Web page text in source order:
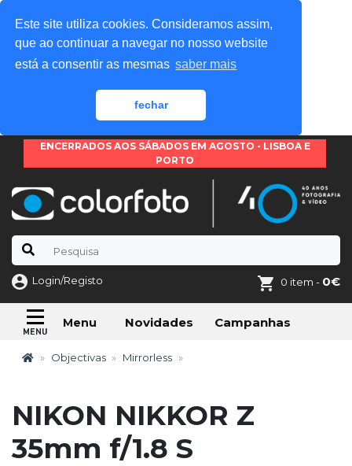
Este site utiliza cookies. Consideramos assim,
que ao continuar a navegar no nosso website
está a consentir as mesmas saber mais
fechar
ENCERRADOS AOS SÁBADOS EM AGOSTO - LISBOA E
PORTO
Login/Registo 0 item - 0€
Menu Novidades Campanhas
Objectivas Mirrorless
NIKON NIKKOR Z
35mm f/1.8 S